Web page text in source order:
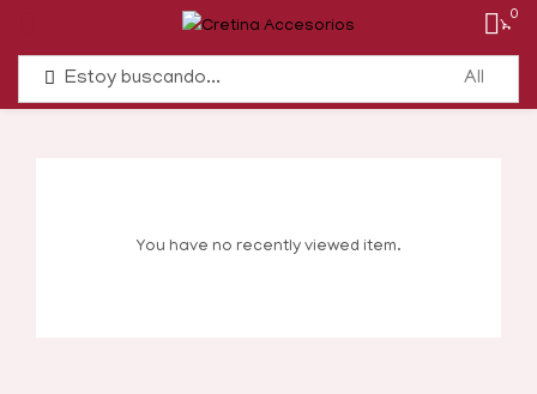
0
You have no recently viewed item.